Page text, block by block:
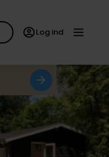
Log ind